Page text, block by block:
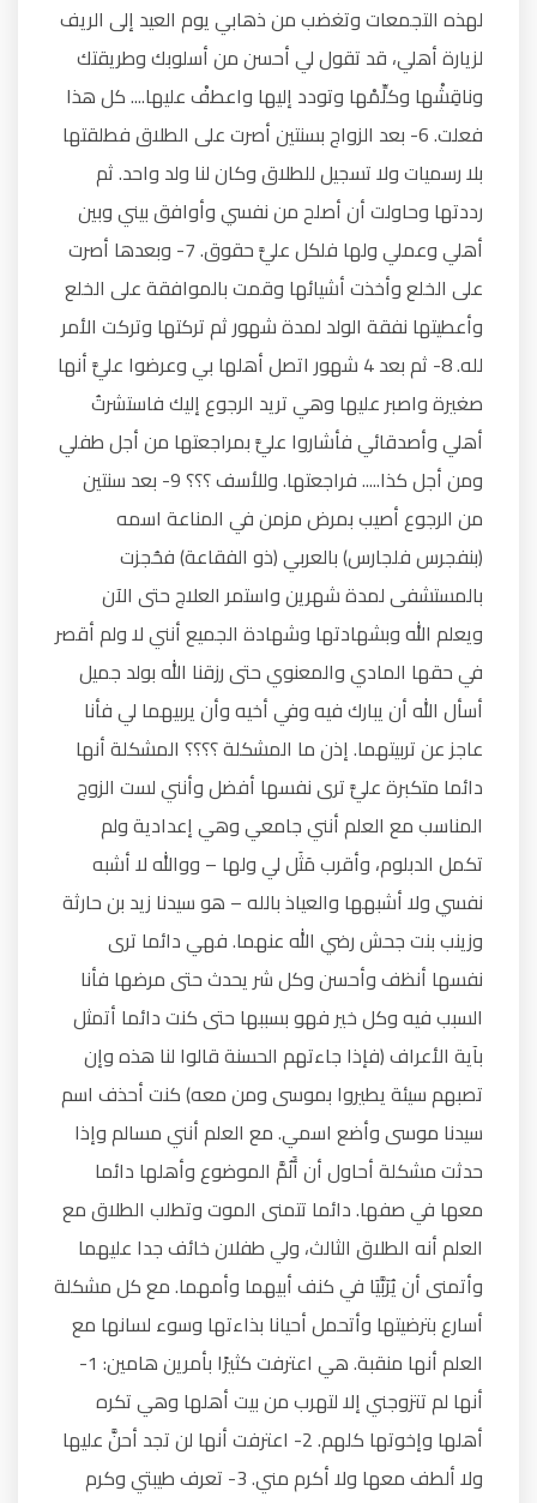
لهذه التجمعات وتغضب من ذهابي يوم العيد إلى الريف
لزيارة أهلي، قد تقول لي أحسن من أسلوبك وطريقتك
وناقِشْها وكلِّمْها وتودد إليها واعطفْ عليها.... كل هذا
فعلت. 6- بعد الزواج بسنتين أصرت على الطلاق فطلقتها
بلا رسميات ولا تسجيل للطلاق وكان لنا ولد واحد. ثم
رددتها وحاولت أن أصلح من نفسي وأوافق بيني وبين
أهلي وعملي ولها فلكل عليَّ حقوق. 7- وبعدها أصرت
على الخلع وأخذت أشيائها وقمت بالموافقة على الخلع
وأعطيتها نفقة الولد لمدة شهور ثم تركتها وتركت الأمر
لله. 8- ثم بعد 4 شهور اتصل أهلها بي وعرضوا عليَّ أنها
صغيرة واصبر عليها وهي تريد الرجوع إليك فاستشرتُ
أهلي وأصدقائي فأشاروا عليَّ بمراجعتها من أجل طفلي
ومن أجل كذا..... فراجعتها. وللأسف ؟؟؟ 9- بعد سنتين
من الرجوع أصيب بمرض مزمن في المناعة اسمه
(بنفجرس فلجارس) بالعربي (ذو الفقاعة) فحُجزت
بالمستشفى لمدة شهرين واستمر العلاج حتى الآن
ويعلم الله وبشهادتها وشهادة الجميع أنني لا ولم أقصر
في حقها المادي والمعنوي حتى رزقنا الله بولد جميل
أسأل الله أن يبارك فيه وفي أخيه وأن يربيهما لي فأنا
عاجز عن تربيتهما. إذن ما المشكلة ؟؟؟؟ المشكلة أنها
دائما متكبرة عليَّ ترى نفسها أفضل وأنني لست الزوج
المناسب مع العلم أنني جامعي وهي إعدادية ولم
تكمل الدبلوم، وأقرب مَثَل لي ولها – ووالله لا أشبه
نفسي ولا أشبهها والعياذ بالله – هو سيدنا زيد بن حارثة
وزينب بنت جحش رضي الله عنهما. فهي دائما ترى
نفسها أنظف وأحسن وكل شر يحدث حتى مرضها فأنا
السبب فيه وكل خير فهو بسببها حتى كنت دائما أتمثل
بآية الأعراف (فإذا جاءتهم الحسنة قالوا لنا هذه وإن
تصبهم سيئة يطيروا بموسى ومن معه) كنت أحذف اسم
سيدنا موسى وأضع اسمي. مع العلم أنني مسالم وإذا
حدثت مشكلة أحاول أن أَلُمَّ الموضوع وأهلها دائما
معها في صفها. دائما تتمنى الموت وتطلب الطلاق مع
العلم أنه الطلاق الثالث، ولي طفلان خائف جدا عليهما
وأتمنى أن يُرَبَّيَا في كنف أبيهما وأمهما. مع كل مشكلة
أسارع بترضيتها وأتحمل أحيانا بذاءتها وسوء لسانها مع
العلم أنها منقبة. هي اعترفت كثيرًا بأمرين هامين: 1-
أنها لم تتزوجني إلا لتهرب من بيت أهلها وهي تكره
أهلها وإخوتها كلهم. 2- اعترفت أنها لن تجد أحنَّ عليها
ولا ألطف معها ولا أكرم مني. 3- تعرف طيبتي وكرم